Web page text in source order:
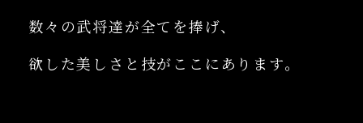
数々の武将達が全てを捧げ、
欲した美しさと技がここにあります。